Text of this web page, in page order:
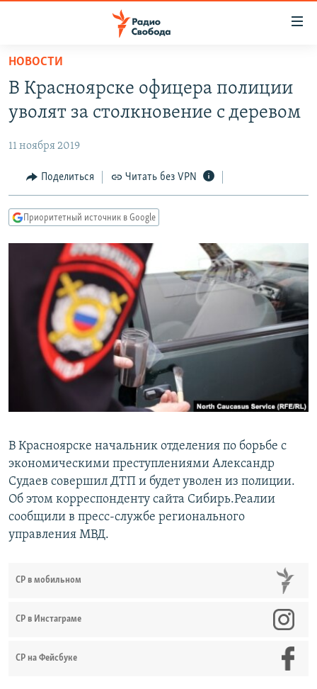
упрощенного
доступа
основному
Вернутся
главной
навигации
Вернутся
ПОДКАСТЫ
ЦИТАТЫ СВОБОДЫ
МНЕНИЯ
IDEL.РЕАЛИИ
КАВКАЗ.РЕАЛИИ
СЕВЕР.РЕАЛИИ
СИБИРЬ.РЕАЛИИ
РАСПИСАНИЕ ВЕЩАНИЯ
ПОДПИШИТЕСЬ НА РАССЫЛКУ
Все сайты РСЕ/РС
НОВОСТИ
В Красноярске офицера полиции
уволят за столкновение с деревом
11 ноября 2019
Поделиться Читать без VPN
Приоритетный источник в Google
В Красноярске начальник отделения по борьбе с
экономическими преступлениями Александр
Судаев совершил ДТП и будет уволен из полиции.
Об этом корреспонденту сайта Сибирь.Реалии
сообщили в пресс-службе регионального
управления МВД.
СР в мобильном
СР в Инстаграме
СР на Фейсбуке